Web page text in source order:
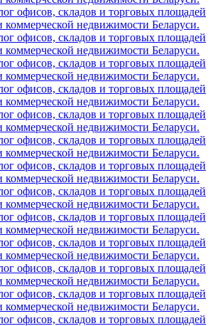
офисов, складов и торговых площадей
коммерческой недвижимости Беларуси.
офисов, складов и торговых площадей
коммерческой недвижимости Беларуси.
офисов, складов и торговых площадей
коммерческой недвижимости Беларуси.
офисов, складов и торговых площадей
коммерческой недвижимости Беларуси.
офисов, складов и торговых площадей
коммерческой недвижимости Беларуси.
офисов, складов и торговых площадей
коммерческой недвижимости Беларуси.
офисов, складов и торговых площадей
коммерческой недвижимости Беларуси.
офисов, складов и торговых площадей
коммерческой недвижимости Беларуси.
офисов, складов и торговых площадей
коммерческой недвижимости Беларуси.
офисов, складов и торговых площадей
коммерческой недвижимости Беларуси.
офисов, складов и торговых площадей
коммерческой недвижимости Беларуси.
офисов, складов и торговых площадей
коммерческой недвижимости Беларуси.
офисов, складов и торговых площадей